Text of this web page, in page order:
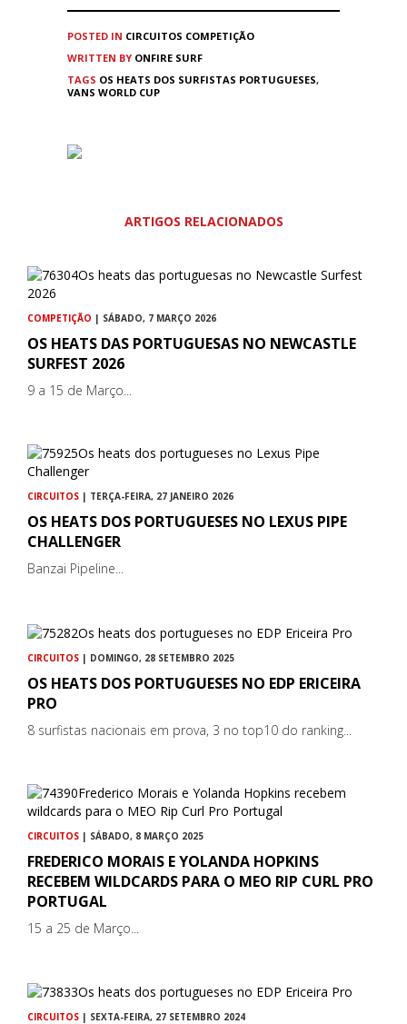
POSTED IN CIRCUITOS COMPETIÇÃO
WRITTEN BY ONFIRE SURF
TAGS OS HEATS DOS SURFISTAS PORTUGUESES,
VANS WORLD CUP
ARTIGOS RELACIONADOS
COMPETIÇÃO | SÁBADO, 7 MARÇO 2026
OS HEATS DAS PORTUGUESAS NO NEWCASTLE
SURFEST 2026
9 a 15 de Março...
CIRCUITOS | TERÇA-FEIRA, 27 JANEIRO 2026
OS HEATS DOS PORTUGUESES NO LEXUS PIPE
CHALLENGER
Banzai Pipeline...
CIRCUITOS | DOMINGO, 28 SETEMBRO 2025
OS HEATS DOS PORTUGUESES NO EDP ERICEIRA
PRO
8 surfistas nacionais em prova, 3 no top10 do ranking...
CIRCUITOS | SÁBADO, 8 MARÇO 2025
FREDERICO MORAIS E YOLANDA HOPKINS
RECEBEM WILDCARDS PARA O MEO RIP CURL PRO
PORTUGAL
15 a 25 de Março...
CIRCUITOS | SEXTA-FEIRA, 27 SETEMBRO 2024